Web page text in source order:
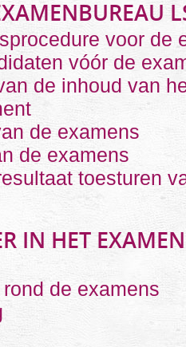
voor de
vóór de
de inhoud van
de examens
de examens
toesturen
IN HET
de examens